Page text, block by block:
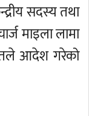
सदस्य तथा
माइला लामा
आदेश गरेको